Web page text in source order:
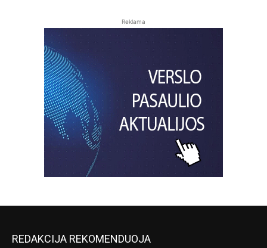
Reklama
REDAKCIJA REKOMENDUOJA